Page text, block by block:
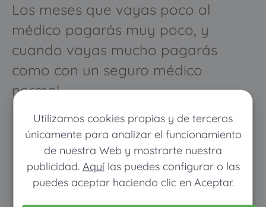
Utilizamos cookies propias y de terceros
únicamente para analizar el funcionamiento
de nuestra Web y mostrarte nuestra
publicidad. Aquílas puedes configurar o las
puedes aceptar haciendo clic en Aceptar.
Los meses que vayas poco al
médico pagarás muy poco, y
cuando vayas mucho pagarás
como con un seguro médico
normal